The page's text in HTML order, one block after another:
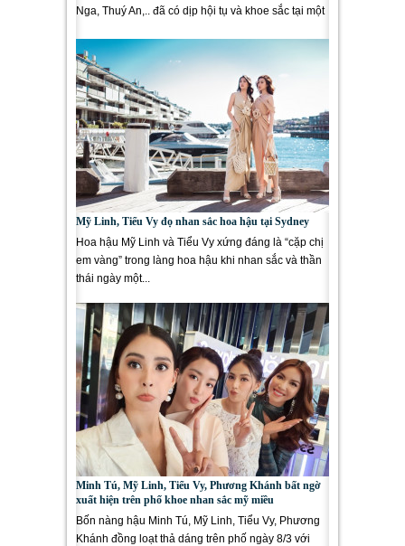
Nga, Thuý An,.. đã có dịp hội tụ và khoe sắc tại một
Mỹ Linh, Tiểu Vy đọ nhan sắc hoa hậu tại Sydney
Hoa hậu Mỹ Linh và Tiểu Vy xứng đáng là “cặp chị
em vàng” trong làng hoa hậu khi nhan sắc và thần
thái ngày một...
Minh Tú, Mỹ Linh, Tiểu Vy, Phương Khánh bất ngờ
xuất hiện trên phố khoe nhan sắc mỹ miều
Bốn nàng hậu Minh Tú, Mỹ Linh, Tiểu Vy, Phương
Khánh đồng loạt thả dáng trên phố ngày 8/3 với